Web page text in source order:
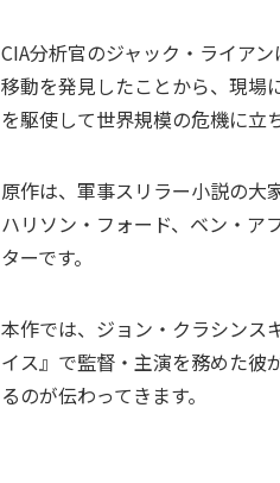
CIA分析官のジャック・ライア
移動を発見したことから、現場
を駆使して世界規模の危機に立
原作は、軍事スリラー小説の大
ハリソン・フォード、ベン・ア
ターです。
本作では、ジョン・クラシンス
イス』で監督・主演を務めた彼
るのが伝わってきます。